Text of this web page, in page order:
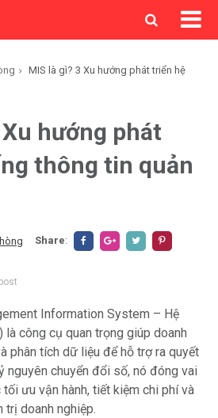
MIS là gì? 3 Xu hướng phát triển hệ
hướng phát
thông tin quản
Share:
Information System – Hệ
công cụ quan trọng giúp doanh
phân tích dữ liệu để hỗ trợ ra quyết
nguyên chuyển đổi số, nó đóng vai
ưu vận hành, tiết kiệm chi phí và
trị doanh nghiệp.